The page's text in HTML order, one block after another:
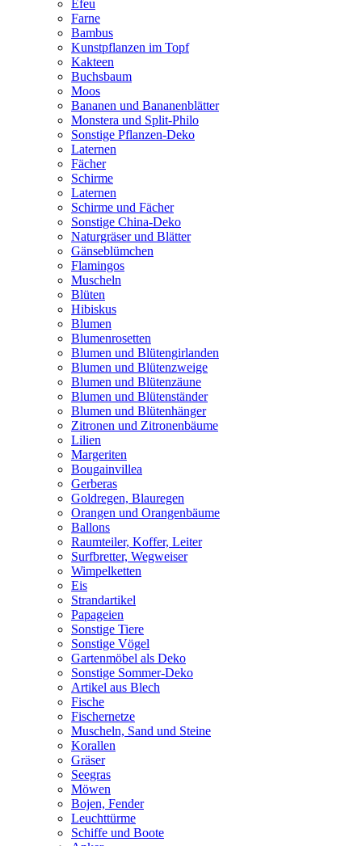
Efeu
Farne
Bambus
Kunstpflanzen im Topf
Kakteen
Buchsbaum
Moos
Bananen und Bananenblätter
Monstera und Split-Philo
Sonstige Pflanzen-Deko
Laternen
Fächer
Schirme
Laternen
Schirme und Fächer
Sonstige China-Deko
Naturgräser und Blätter
Gänseblümchen
Flamingos
Muscheln
Blüten
Hibiskus
Blumen
Blumenrosetten
Blumen und Blütengirlanden
Blumen und Blütenzweige
Blumen und Blütenzäune
Blumen und Blütenständer
Blumen und Blütenhänger
Zitronen und Zitronenbäume
Lilien
Margeriten
Bougainvillea
Gerberas
Goldregen, Blauregen
Orangen und Orangenbäume
Ballons
Raumteiler, Koffer, Leiter
Surfbretter, Wegweiser
Wimpelketten
Eis
Strandartikel
Papageien
Sonstige Tiere
Sonstige Vögel
Gartenmöbel als Deko
Sonstige Sommer-Deko
Artikel aus Blech
Fische
Fischernetze
Muscheln, Sand und Steine
Korallen
Gräser
Seegras
Möwen
Bojen, Fender
Leuchttürme
Schiffe und Boote